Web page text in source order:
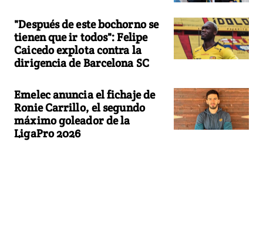
"Después de este bochorno se
tienen que ir todos": Felipe
Caicedo explota contra la
dirigencia de Barcelona SC
Emelec anuncia el fichaje de
Ronie Carrillo, el segundo
máximo goleador de la
LigaPro 2026